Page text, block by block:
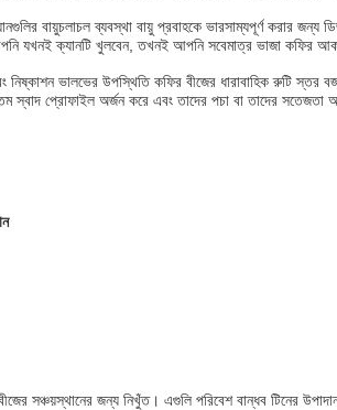
বায়ুচলাচল ব্যবস্থা বায়ু প্রবাহকে ভারসাম্যপূর্ণ করার
যখনই ক্যানটি খুলবেন, তখনই আপনি সবেমাত্র ভাজা কফির
নিষ্কাশন ভালভের উপস্থিতি কফির বীজের ধারাবাহিক রুটি
স্বাদ প্রোফাইল অর্জন করে এবং তাদের পচা বা তাদের সতেজতা
সঞ্চয়স্থানের জন্য নিখুঁত। এগুলি পরিবেশ বান্ধব টিনের